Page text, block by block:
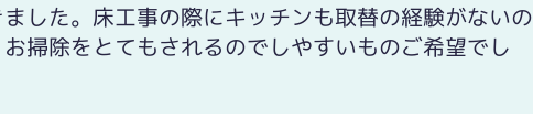
した。床工事の際にキッチンも取替の経験がないの
掃除をとてもされるのでしやすいものご希望でし